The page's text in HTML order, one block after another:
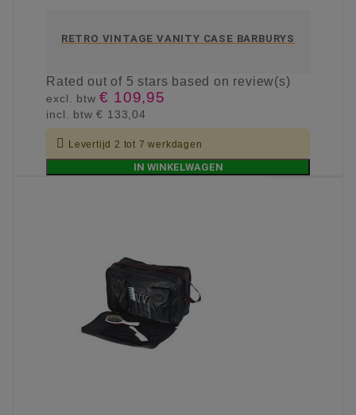
RETRO VINTAGE VANITY CASE BARBURYS
Ratedout of 5 stars based on review(s)
excl. btw€ 109,95
incl. btw€ 133,04
 Levertijd 2 tot 7 werkdagen
IN WINKELWAGEN